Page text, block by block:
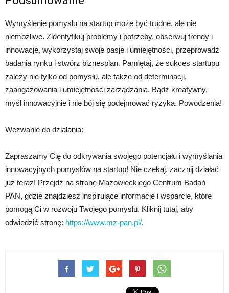
Wymyślenie pomysłu na startup może być trudne, ale nie
niemożliwe. Zidentyfikuj problemy i potrzeby, obserwuj trendy i
innowacje, wykorzystaj swoje pasje i umiejętności, przeprowadź
badania rynku i stwórz biznesplan. Pamiętaj, że sukces startupu
zależy nie tylko od pomysłu, ale także od determinacji,
zaangażowania i umiejętności zarządzania. Bądź kreatywny,
myśl innowacyjnie i nie bój się podejmować ryzyka. Powodzenia!
Wezwanie do działania:
Zapraszamy Cię do odkrywania swojego potencjału i wymyślania
innowacyjnych pomysłów na startup! Nie czekaj, zacznij działać
już teraz! Przejdź na stronę Mazowieckiego Centrum Badań
PAN, gdzie znajdziesz inspirujące informacje i wsparcie, które
pomogą Ci w rozwoju Twojego pomysłu. Kliknij tutaj, aby
odwiedzić stronę: https://www.mz-pan.pl/.